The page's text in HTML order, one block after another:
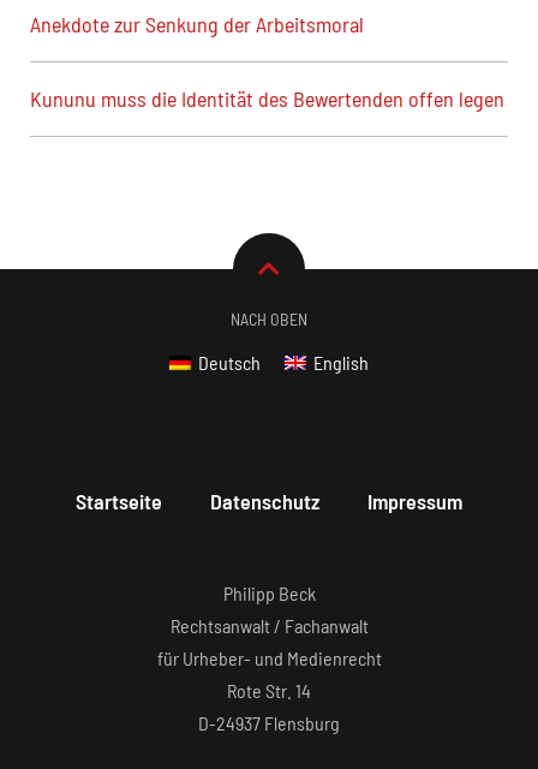
Anekdote zur Senkung der Arbeitsmoral
Kununu muss die Identität des Bewertenden offen legen
NACH OBEN
Deutsch English
Startseite Datenschutz Impressum
Philipp Beck
Rechtsanwalt / Fachanwalt
für Urheber- und Medienrecht
Rote Str. 14
D-24937 Flensburg